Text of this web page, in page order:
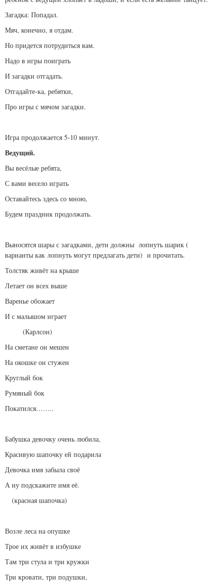
Загадка: Попадал.
Мяч, конечно, я отдам.
Но придется потрудиться вам.
Надо в игры поиграть
И загадки отгадать.
Отгадайте-ка, ребятки,
Про игры с мячом загадки.
Игра продолжается 5-10 минут.
Ведущий.
Вы весёлые ребята,
С вами весело играть
Оставайтесь здесь со мною,
Будем праздник продолжать.
Выносятся шары с загадками, дети должны лопнуть шарик (
варианты как лопнуть могут предлагать дети) и прочитать.
Толстяк живёт на крыше
Летает он всех выше
Варенье обожает
И с малышом играет
(Карлсон)
На сметане он мешен
На окошке он стужен
Круглый бок
Румяный бок
Покатился……..
Бабушка девочку очень любила,
Красивую шапочку ей подарила
Девочка имя забыла своё
А ну подскажите имя её.
(красная шапочка)
Возле леса на опушке
Трое их живёт в избушке
Там три стула и три кружки
Три кровати, три подушки,